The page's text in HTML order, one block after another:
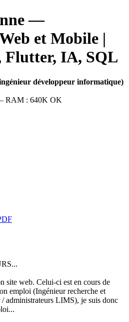
—
et Mobile |
Flutter, IA, SQL
développeur informatique)
RAM : 640K OK
site web. Celui-ci est en cours de
emploi (Ingénieur recherche et
administrateurs LIMS), je suis donc